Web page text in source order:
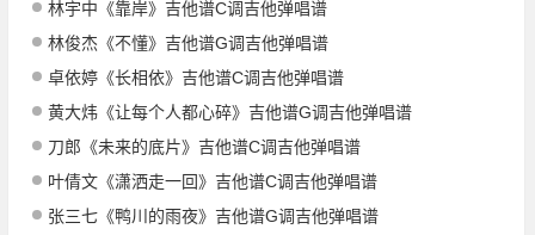
林宇中《靠岸》吉他谱C调吉他弹唱谱
林俊杰《不懂》吉他谱G调吉他弹唱谱
卓依婷《长相依》吉他谱C调吉他弹唱谱
黄大炜《让每个人都心碎》吉他谱G调吉他弹唱谱
刀郎《未来的底片》吉他谱C调吉他弹唱谱
叶倩文《潇洒走一回》吉他谱C调吉他弹唱谱
张三七《鸭川的雨夜》吉他谱G调吉他弹唱谱